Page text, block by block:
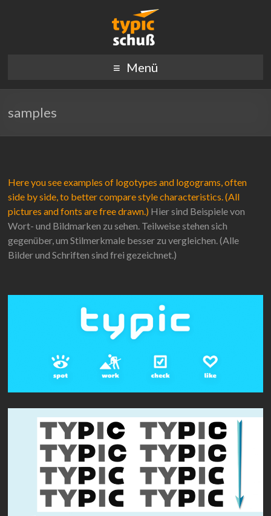
typic – jochen schuss –
grafik und schrift seit 1993
Firmenzeichen, grafische Arbeiten, Corporate Design, Wort-
und Bildmarken, Logogram, Logotype, Typografie und
Menü
samples
Here you see examples of logotypes and logograms, often
side by side, to better compare style characteristics. (All
pictures and fonts are free drawn.) Hier sind Beispiele von
Wort- und Bildmarken zu sehen. Teilweise stehen sich
gegenüber, um Stilmerkmale besser zu vergleichen. (Alle
Bilder und Schriften sind frei gezeichnet.)